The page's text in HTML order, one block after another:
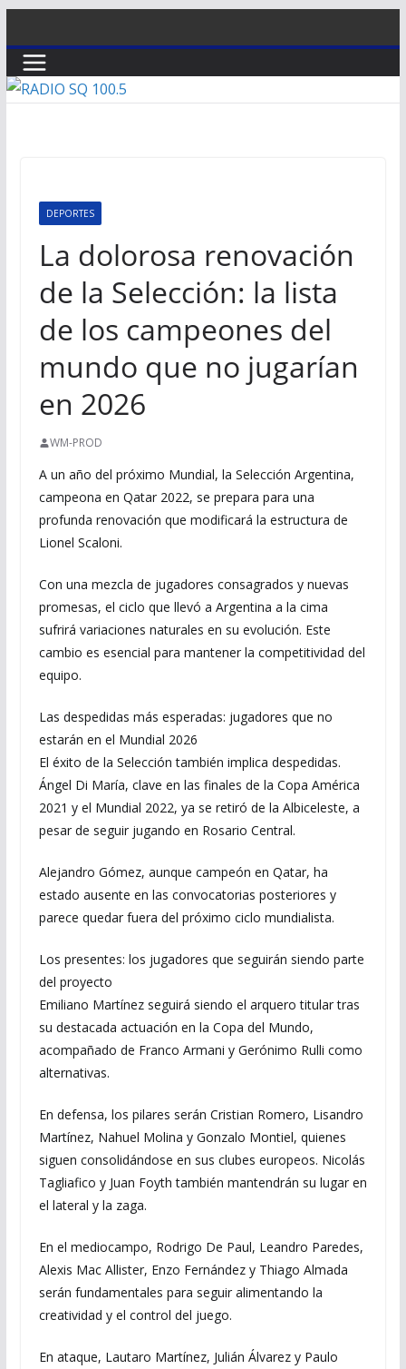
al
contenido
DEPORTES
La dolorosa renovación
de la Selección: la lista
de los campeones del
mundo que no jugarían
en 2026
WM-PROD
A un año del próximo Mundial, la Selección Argentina,
campeona en Qatar 2022, se prepara para una
profunda renovación que modificará la estructura de
Lionel Scaloni.
Con una mezcla de jugadores consagrados y nuevas
promesas, el ciclo que llevó a Argentina a la cima
sufrirá variaciones naturales en su evolución. Este
cambio es esencial para mantener la competitividad del
equipo.
Las despedidas más esperadas: jugadores que no
estarán en el Mundial 2026
El éxito de la Selección también implica despedidas.
Ángel Di María, clave en las finales de la Copa América
2021 y el Mundial 2022, ya se retiró de la Albiceleste, a
pesar de seguir jugando en Rosario Central.
Alejandro Gómez, aunque campeón en Qatar, ha
estado ausente en las convocatorias posteriores y
parece quedar fuera del próximo ciclo mundialista.
Los presentes: los jugadores que seguirán siendo parte
del proyecto
Emiliano Martínez seguirá siendo el arquero titular tras
su destacada actuación en la Copa del Mundo,
acompañado de Franco Armani y Gerónimo Rulli como
alternativas.
En defensa, los pilares serán Cristian Romero, Lisandro
Martínez, Nahuel Molina y Gonzalo Montiel, quienes
siguen consolidándose en sus clubes europeos. Nicolás
Tagliafico y Juan Foyth también mantendrán su lugar en
el lateral y la zaga.
En el mediocampo, Rodrigo De Paul, Leandro Paredes,
Alexis Mac Allister, Enzo Fernández y Thiago Almada
serán fundamentales para seguir alimentando la
creatividad y el control del juego.
En ataque, Lautaro Martínez, Julián Álvarez y Paulo